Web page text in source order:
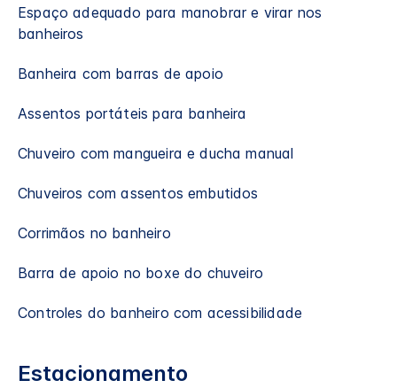
Espaço adequado para manobrar e virar nos
banheiros
Banheira com barras de apoio
Assentos portáteis para banheira
Chuveiro com mangueira e ducha manual
Chuveiros com assentos embutidos
Corrimãos no banheiro
Barra de apoio no boxe do chuveiro
Controles do banheiro com acessibilidade
Estacionamento